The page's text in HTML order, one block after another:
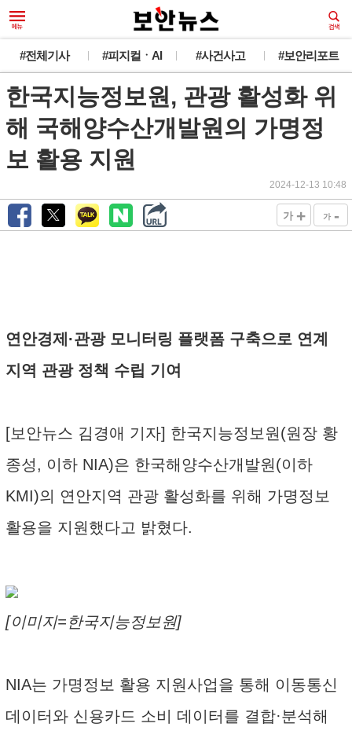
#전체기사 #피지컬ㆍAI #사건사고 #보안리포트
한국지능정보원, 관광 활성화 위
해 국해양수산개발원의 가명정
보 활용 지원
2024-12-13 10:48
가 + 가 -
연안경제·관광 모니터링 플랫폼 구축으로 연계
지역 관광 정책 수립 기여
[보안뉴스 김경애 기자] 한국지능정보원(원장 황
종성, 이하 NIA)은 한국해양수산개발원(이하
KMI)의 연안지역 관광 활성화를 위해 가명정보
활용을 지원했다고 밝혔다.
[이미지=한국지능정보원]
NIA는 가명정보 활용 지원사업을 통해 이동통신
데이터와 신용카드 소비 데이터를 결합·분석해